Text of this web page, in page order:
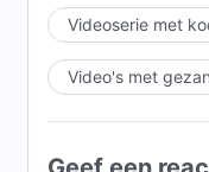
Videoserie met
Video's met